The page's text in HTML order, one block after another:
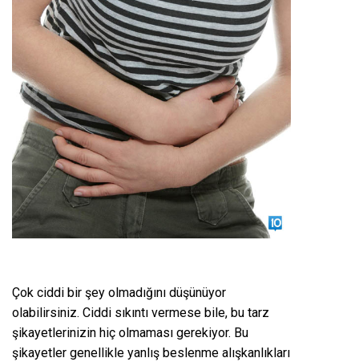
Çok ciddi bir şey olmadığını düşünüyor
olabilirsiniz. Ciddi sıkıntı vermese bile, bu tarz
şikayetlerinizin hiç olmaması gerekiyor. Bu
şikayetler genellikle yanlış beslenme alışkanlıkları